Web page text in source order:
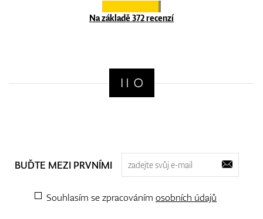
Na základě 372 recenzí
BUĎTE MEZI PRVNÍMI
Souhlasím se zpracováním osobních údajů